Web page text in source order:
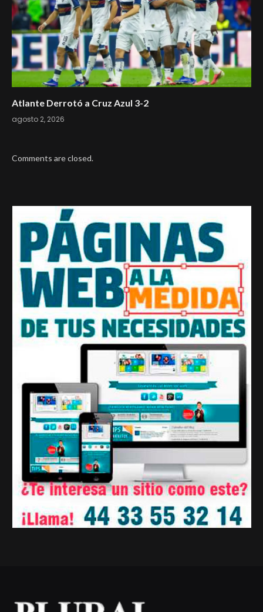
Atlante Derrotó a Cruz Azul 3-2
agosto 2, 2026
Comments are closed.